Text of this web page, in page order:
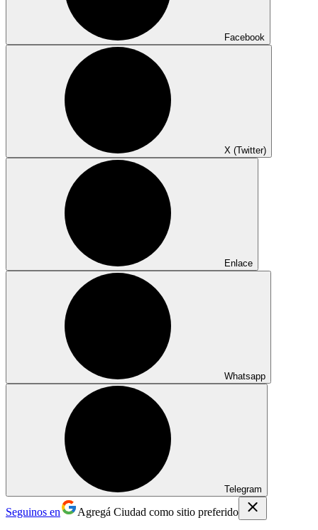
Facebook
X (Twitter)
Enlace
Whatsapp
Telegram
Seguinos en Agregá Ciudad como sitio preferido